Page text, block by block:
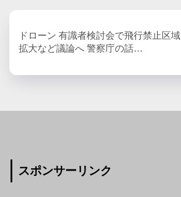
ドローン 有識者検討会で飛行禁止区域
拡大など議論へ 警察庁の話…
スポンサーリンク